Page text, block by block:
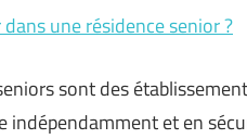
une résidence senior ?
sont des
indépendamment et en